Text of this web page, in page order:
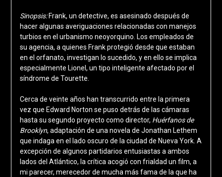
Sinopsis: Frank, un detective, es asesinado después de
hacer algunas averiguaciones relacionadas con manejos
turbios en el urbanismo neoyorquino. Los empleados de
su agencia, a quienes Frank protegió desde que estaban
en el orfanato, investigan lo sucedido, y en ello se implica
especialmente Lionel, un tipo inteligente afectado por el
síndrome de Tourette.
Cerca de veinte años han transcurrido entre la primera
vez que Edward Norton se puso detrás de las cámaras
hasta su segundo proyecto como director, Huérfanos de
Brooklyn, adaptación de una novela de Jonathan Lethem
que indaga en el lado oscuro de la ciudad de Nueva York. A
excepción de algunos partidarios entusiastas a ambos
lados del Atlántico, la crítica acogió con frialdad un film, a
mi parecer, merecedor de mucha más fama de la que ha